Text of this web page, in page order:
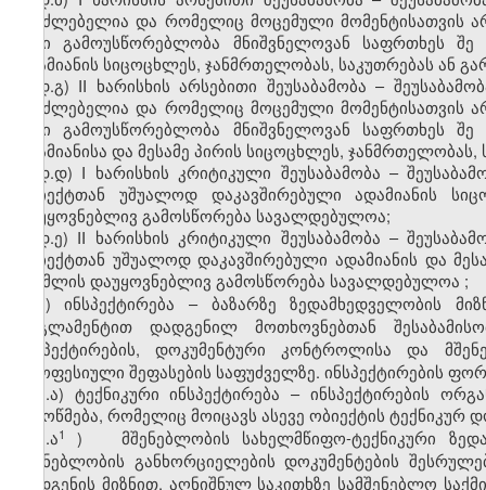
შეუძლებელია და რომელიც მოცემული მომენტისათვის
მისი გამოუსწორებლობა მნიშვნელოვან საფრთხესშე
ადამიანის სიცოცხლეს, ჯანმრთელობას, საკუთრებას ან
დ.გ) II ხარისხის არსებითი შეუსაბამობა –
შეუძლებელია და რომელიც მოცემული მომენტისათვის
მისი გამოუსწორებლობა მნიშვნელოვან საფრთხესშე
ადამიანისა და მესამე პირის სიცოცხლეს, ჯანმრთელობას,
დ.დ) I ხარისხის კრიტიკული შეუსაბამობა –
ობიექტთან უშუალოდ დაკავშირებული ადამიანის
დაუყოვნებლივ გამოსწორება სავალდებულოა;
დ.ე) II ხარისხის კრიტიკული შეუსაბამობა –
ობიექტთან უშუალოდ დაკავშირებული ადამიანის და
რომლის დაუყოვნებლივ გამოსწორება სავალდებულოა ;
ე) ინსპექტირება – ბაზარზე ზედამხედველობის
რეგლამენტით დადგენილ მოთხოვნებთან
ინსპექტირების, დოკუმენტური კონტროლისა და
პროფესიული შეფასების საფუძველზე. ინსპექტირების
ე.ა) ტექნიკური ინსპექტირება – ინსპექტირების
შემოწმება, რომელიც მოიცავს ასევე ობიექტის ტექნიკურ
ე.ა1
) მშენებლობის სახელმწიფო-ტექნიკური
მშენებლობის განხორციელების დოკუმენტების
დადგენის მიზნით, აღნიშნულ საკითხზე სამშენებლო